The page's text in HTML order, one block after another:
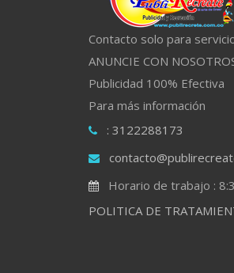
Contacto solo para
ANUNCIE CON
Publicidad 100% Efectiva
Para más información
: 3122288173
Horario de trabajo :
POLITICA DE